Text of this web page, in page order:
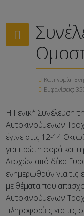
Κατηγορία:
Εμφανίσεις:
Η Γενική Συνέλευση
Αυτοκινούμενων
έγινε στις 12-14
για πρώτη φορά και
Λεσχών από δέκα
ενημερωθούν για τις
με θέματα που
Αυτοκινούμενων
πληροφορίες για τις